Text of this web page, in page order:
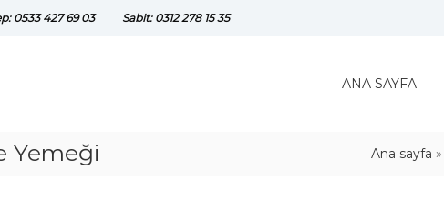
0533 427 69 03 Sabit: 0312 278 15 35
ANA SAYFA
Yemeği Ana sayfa »